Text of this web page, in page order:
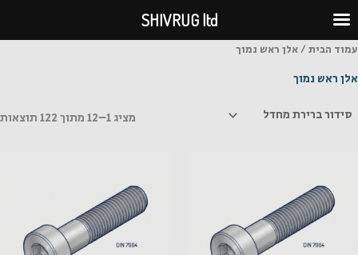
לתוכן
עמוד הבית/ אלן ראש נמוך
אלן ראש נמוך
מציג 1–12 מתוך 122 תוצאות
SHIVRUG ltd